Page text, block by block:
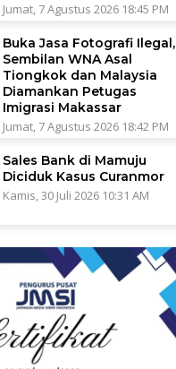
Jumat, 7 Agustus 2026 18:45 PM
Buka Jasa Fotografi Ilegal,
Sembilan WNA Asal
Tiongkok dan Malaysia
Diamankan Petugas
Imigrasi Makassar
Jumat, 7 Agustus 2026 18:42 PM
Sales Bank di Mamuju
Diciduk Kasus Curanmor
Kamis, 30 Juli 2026 10:31 AM